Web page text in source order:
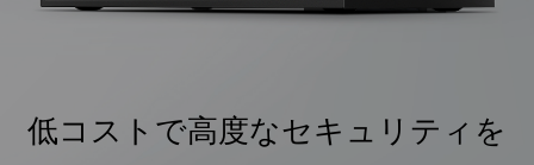
低コストで高度なセキュリティを